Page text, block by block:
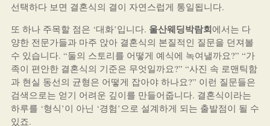
선택하다 보면 결혼식의 결이 자연스럽게 통일됩니다.
또 하나 주목할 점은 ‘대화’입니다. 울산웨딩박람회에서는 다
양한 전문가들과 마주 앉아 결혼식의 본질적인 질문을 던져볼
수 있습니다. “둘의 스토리를 어떻게 예식에 녹여낼까요?” “가
족이 편안한 결혼식의 기준은 무엇일까요?” “사진 속 로맨틱함
과 현실 동선의 균형은 어떻게 잡아야 하나요?” 이런 질문들은
검색으로는 얻기 어려운 깊이를 만들어줍니다. 결혼식이라는
하루를 ‘형식’이 아닌 ‘경험’으로 설계하게 되는 출발점이 될 수
있죠.